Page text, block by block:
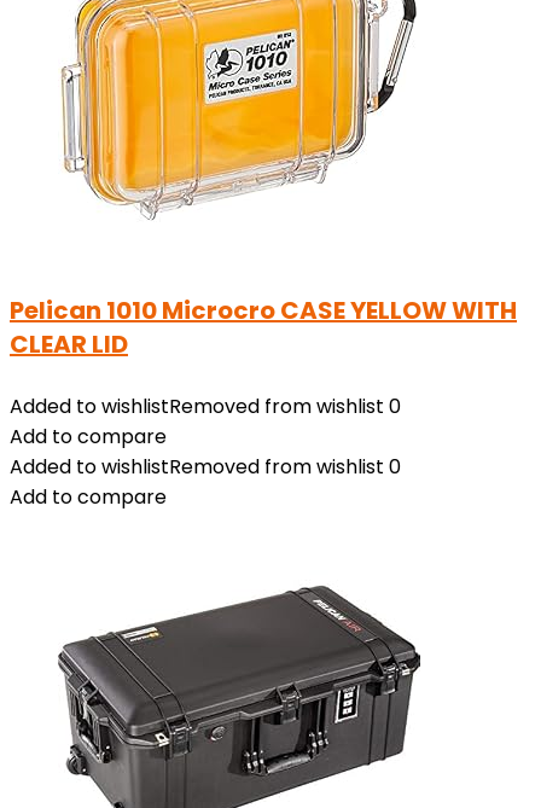
Pelican 1010 Microcro CASE YELLOW WITH
CLEAR LID
Added to wishlistRemoved from wishlist 0
Add to compare
Added to wishlistRemoved from wishlist 0
Add to compare